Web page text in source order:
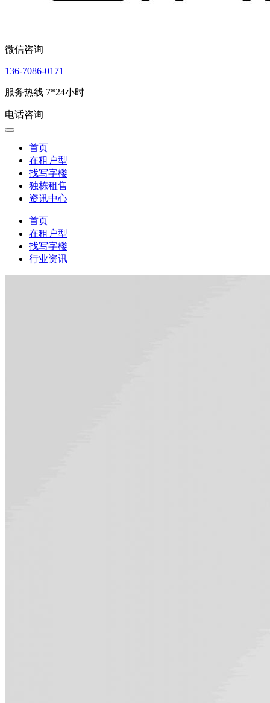
微信咨询
136-7086-0171
服务热线 7*24小时
电话咨询
首页
在租户型
找写字楼
独栋租售
资讯中心
首页
在租户型
找写字楼
行业资讯